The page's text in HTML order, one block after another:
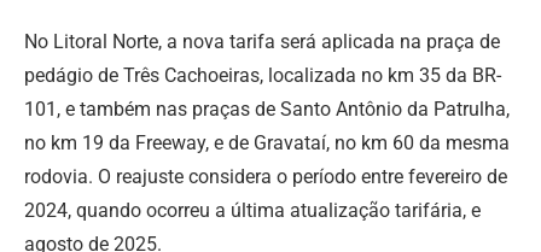
No Litoral Norte, a nova tarifa será aplicada na praça de
pedágio de Três Cachoeiras, localizada no km 35 da BR-
101, e também nas praças de Santo Antônio da Patrulha,
no km 19 da Freeway, e de Gravataí, no km 60 da mesma
rodovia. O reajuste considera o período entre fevereiro de
2024, quando ocorreu a última atualização tarifária, e
agosto de 2025.